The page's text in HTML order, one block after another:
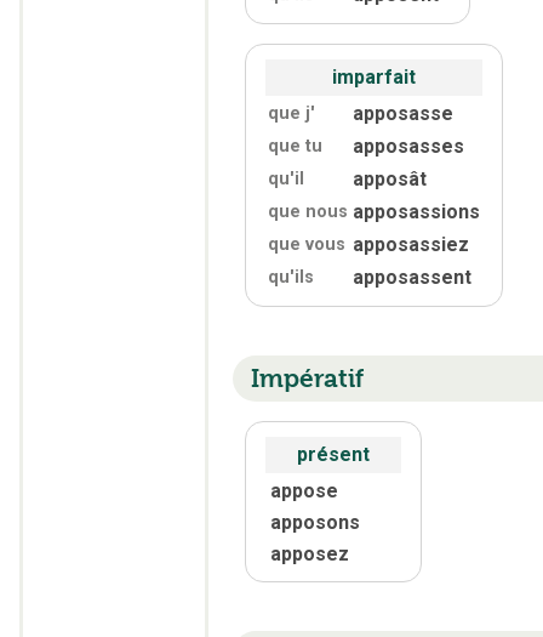
imparfait
que j' apposasse
que tu apposasses
qu'il apposât
que nous apposassions
que vous apposassiez
qu'ils apposassent
Impératif
présent
appose
apposons
apposez